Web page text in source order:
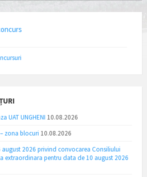
UAT UNGHENI 10.08.2026
zona blocuri 10.08.2026
2026 privind convocarea Consiliului
extraordinara pentru data de 10 august 2026